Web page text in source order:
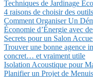
Techniques de Jardinage
4 raisons de choisir des
Comment Organiser Un
Économie d’Énergie avec
Secrets pour un Salon
Trouver une bonne agence
concret… et vraiment utile
Isolation Acoustique pour
Planifier un Projet de